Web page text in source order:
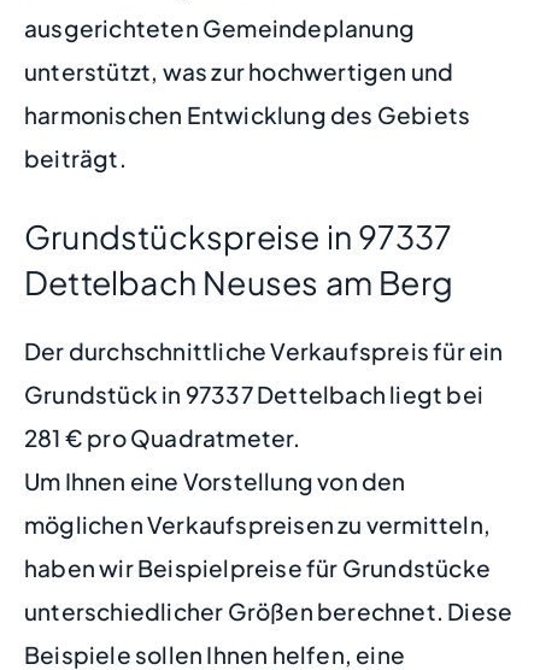
ausgerichteten Gemeindeplanung
unterstützt, was zur hochwertigen und
harmonischen Entwicklung des Gebiets
beiträgt.
Grundstückspreise in 97337
Dettelbach Neuses am Berg
Der durchschnittliche Verkaufspreis für ein
Grundstück in 97337 Dettelbach liegt bei
281 € pro Quadratmeter.
Um Ihnen eine Vorstellung von den
möglichen Verkaufspreisen zu vermitteln,
haben wir Beispielpreise für Grundstücke
unterschiedlicher Größen berechnet. Diese
Beispiele sollen Ihnen helfen, eine